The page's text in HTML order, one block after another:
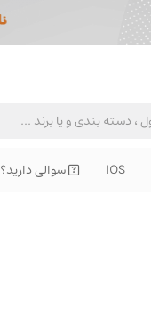
IOS سوالی دارید؟